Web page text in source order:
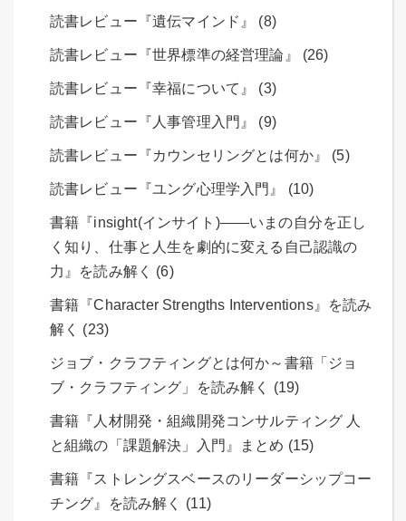
読書レビュー『遺伝マインド』 (8)
読書レビュー『世界標準の経営理論』 (26)
読書レビュー『幸福について』 (3)
読書レビュー『人事管理入門』 (9)
読書レビュー『カウンセリングとは何か』 (5)
読書レビュー『ユング心理学入門』 (10)
書籍『insight(インサイト)――いまの自分を正し
く知り、仕事と人生を劇的に変える自己認識の
力』を読み解く (6)
書籍『Character Strengths Interventions』を読み
解く (23)
ジョブ・クラフティングとは何か～書籍「ジョ
ブ・クラフティング」を読み解く (19)
書籍『人材開発・組織開発コンサルティング 人
と組織の「課題解決」入門』まとめ (15)
書籍『ストレングスベースのリーダーシップコー
チング』を読み解く (11)